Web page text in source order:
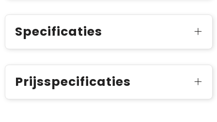
Specificaties
Prijsspecificaties